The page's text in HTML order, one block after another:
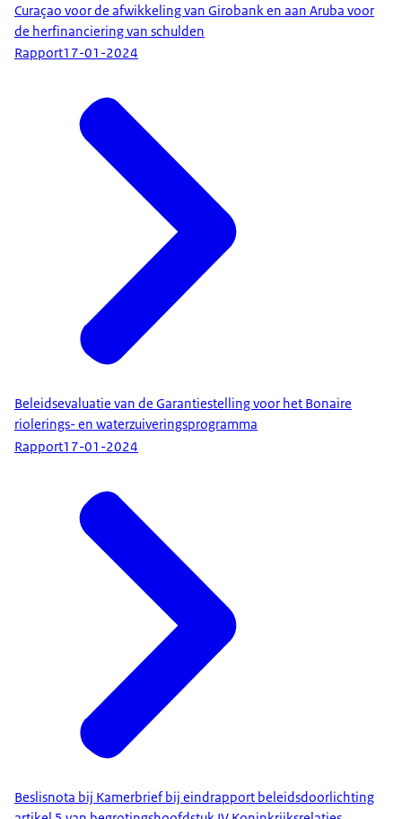
Curaçao voor de afwikkeling van Girobank en aan Aruba voor
de herfinanciering van schulden
Rapport17-01-2024
Beleidsevaluatie van de Garantiestelling voor het Bonaire
riolerings- en waterzuiveringsprogramma
Rapport17-01-2024
Beslisnota bij Kamerbrief bij eindrapport beleidsdoorlichting